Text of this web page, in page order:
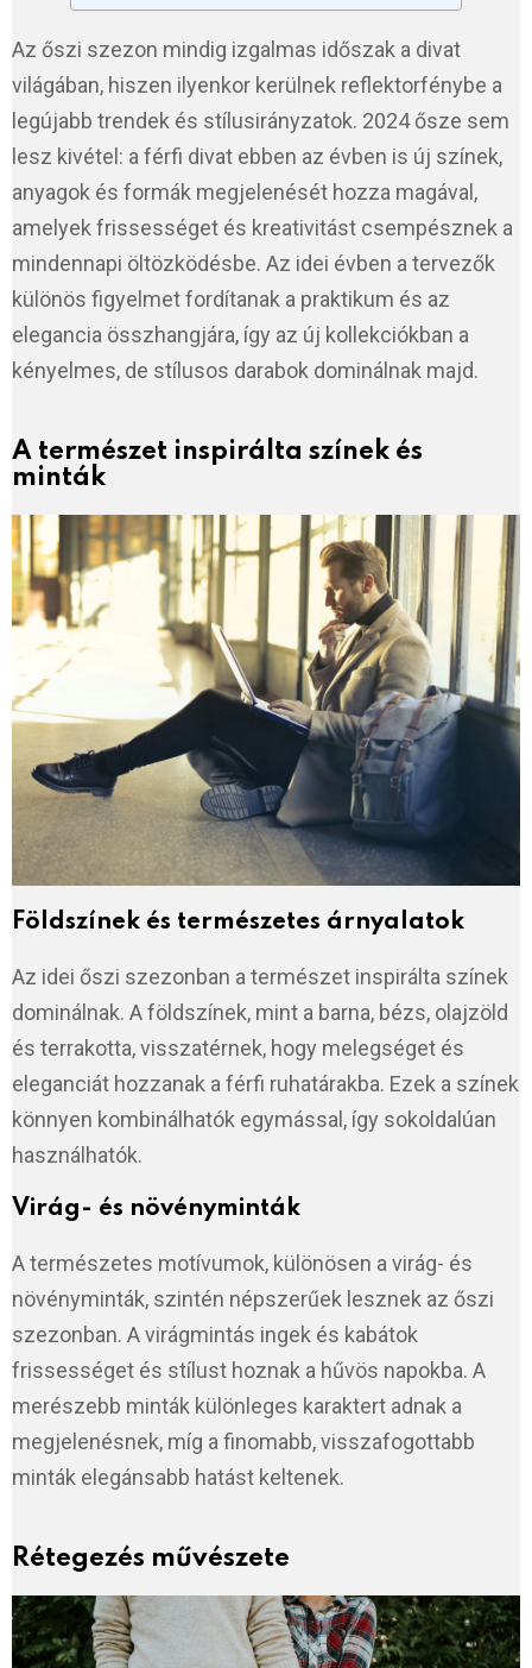
Az őszi szezon mindig izgalmas időszak a divat
világában, hiszen ilyenkor kerülnek reflektorfénybe a
legújabb trendek és stílusirányzatok. 2024 ősze sem
lesz kivétel: a férfi divat ebben az évben is új színek,
anyagok és formák megjelenését hozza magával,
amelyek frissességet és kreativitást csempésznek a
mindennapi öltözködésbe. Az idei évben a tervezők
különös figyelmet fordítanak a praktikum és az
elegancia összhangjára, így az új kollekciókban a
kényelmes, de stílusos darabok dominálnak majd.
A természet inspirálta színek és
minták
Földszínek és természetes árnyalatok
Az idei őszi szezonban a természet inspirálta színek
dominálnak. A földszínek, mint a barna, bézs, olajzöld
és terrakotta, visszatérnek, hogy melegséget és
eleganciát hozzanak a férfi ruhatárakba. Ezek a színek
könnyen kombinálhatók egymással, így sokoldalúan
használhatók.
Virág- és növényminták
A természetes motívumok, különösen a virág- és
növényminták, szintén népszerűek lesznek az őszi
szezonban. A virágmintás ingek és kabátok
frissességet és stílust hoznak a hűvös napokba. A
merészebb minták különleges karaktert adnak a
megjelenésnek, míg a finomabb, visszafogottabb
minták elegánsabb hatást keltenek.
Rétegezés művészete